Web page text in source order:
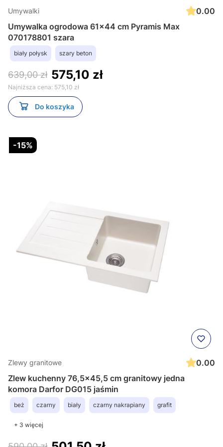
Umywalki
0.00
Umywalka ogrodowa 61x44 cm Pyramis Max
070178801 szara
biały połysk szary beton
639,00 zł 575,10 zł
Najniższa cena: 575,10 zł
Do koszyka
-15%
Zlewy granitowe
0.00
Zlew kuchenny 76,5x45,5 cm granitowy jedna
komora Darfor DG015 jaśmin
beż czarny biały czarny nakrapiany grafit
+ 3 więcej